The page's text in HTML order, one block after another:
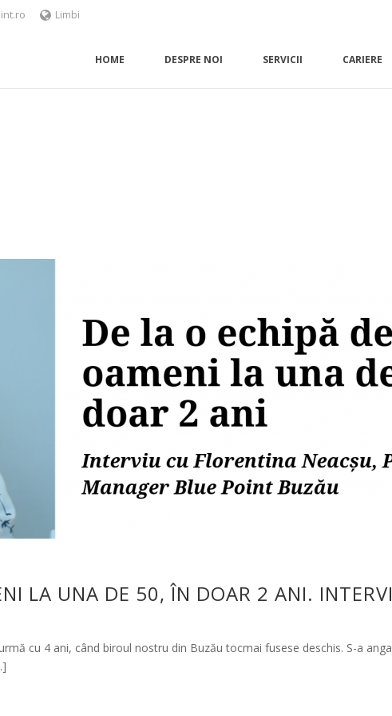
Limbi
HOME DESPRE NOI SERVICII CARIERE
LA UNA DE 50, ÎN DOAR 2 ANI.
cu 4 ani, când biroul nostru din Buzău tocmai fusese deschis. S-a